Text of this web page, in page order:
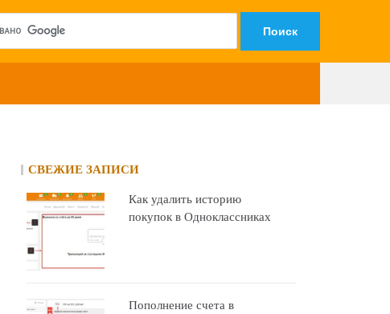
СВЕЖИЕ ЗАПИСИ
Как удалить историю
покупок в Одноклассниках
Пополнение счета в